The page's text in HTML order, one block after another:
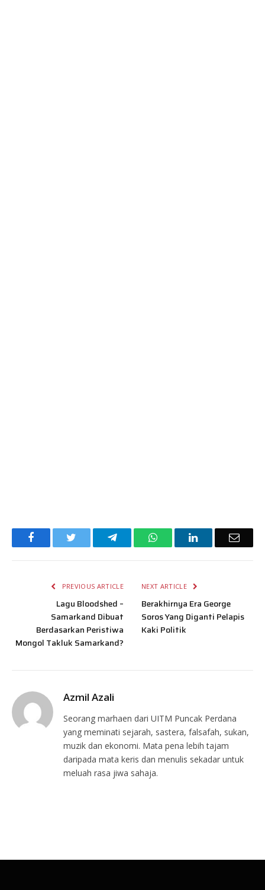
Facebook TelegramWhatsAppLinkedIn Email
PREVIOUS ARTICLE
Lagu Bloodshed –
Samarkand Dibuat
Berdasarkan Peristiwa
Mongol Takluk Samarkand?
NEXT ARTICLE
Berakhirnya Era George
Soros Yang Diganti Pelapis
Kaki Politik
Azmil Azali
Seorang marhaen dari UITM Puncak Perdana
yang meminati sejarah, sastera, falsafah, sukan,
muzik dan ekonomi. Mata pena lebih tajam
daripada mata keris dan menulis sekadar untuk
meluah rasa jiwa sahaja.